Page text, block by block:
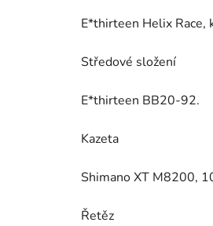
E*thirteen Helix Race,
Středové složení
E*thirteen BB20-92.
Kazeta
Shimano XT M8200,
Řetěz